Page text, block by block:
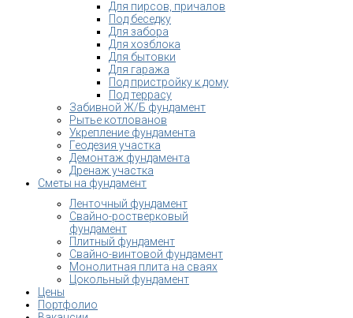
Для пирсов, причалов
Под беседку
Для забора
Для хозблока
Для бытовки
Для гаража
Под пристройку к дому
Под террасу
Забивной Ж/Б фундамент
Рытье котлованов
Укрепление фундамента
Геодезия участка
Демонтаж фундамента
Дренаж участка
Сметы на фундамент
Ленточный фундамент
Свайно-ростверковый
фундамент
Плитный фундамент
Свайно-винтовой фундамент
Монолитная плита на сваях
Цокольный фундамент
Цены
Портфолио